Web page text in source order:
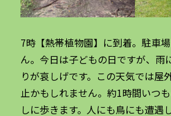
7時【熱帯植物園】に到着。駐車
ん。今日は子どもの日ですが、雨
りが哀しげです。この天気では屋
止かもしれません。約1時間いつ
しに歩きます。人にも鳥にも遭遇